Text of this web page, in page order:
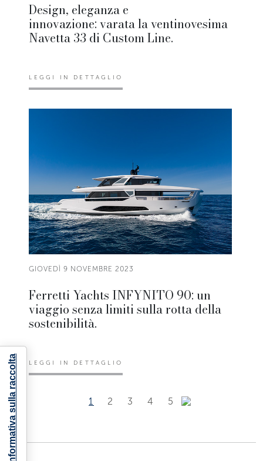
Design, eleganza e
innovazione: varata la ventinovesima
Navetta 33 di Custom Line.
LEGGI IN DETTAGLIO
GIOVEDÌ 9 NOVEMBRE 2023
Ferretti Yachts INFYNITO 90: un
viaggio senza limiti sulla rotta della
sostenibilità.
LEGGI IN DETTAGLIO
1 2 3 4 5
Informativa sulla raccolta